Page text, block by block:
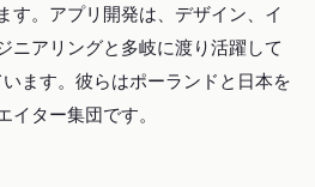
す。アプリ開発は、デザイン、イ
ニアリングと多岐に渡り活躍して
ます。彼らはポーランドと日本を
ター集団です。